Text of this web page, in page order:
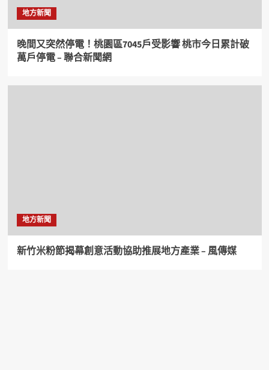
地方新聞
晚間又突然停電！桃園區7045戶受影響 桃市今日累計破
萬戶停電 – 聯合新聞網
地方新聞
新竹米粉節揭幕創意活動協助推展地方產業 – 風傳媒